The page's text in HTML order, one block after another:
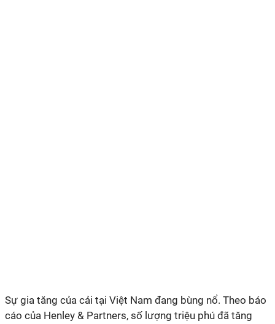
Sự gia tăng của cải tại Việt Nam đang bùng nổ. Theo báo
cáo của Henley & Partners, số lượng triệu phú đã tăng